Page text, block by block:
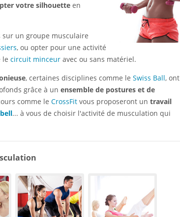
votre silhouette en
sur un groupe musculaire
, ou opter pour une activité
le circuit minceur avec ou sans matériel.
, certaines disciplines comme le Swiss Ball, ont
grâce à un ensemble de postures et de
comme le CrossFit vous proposeront un travail
... à vous de choisir l'activité de musculation qui